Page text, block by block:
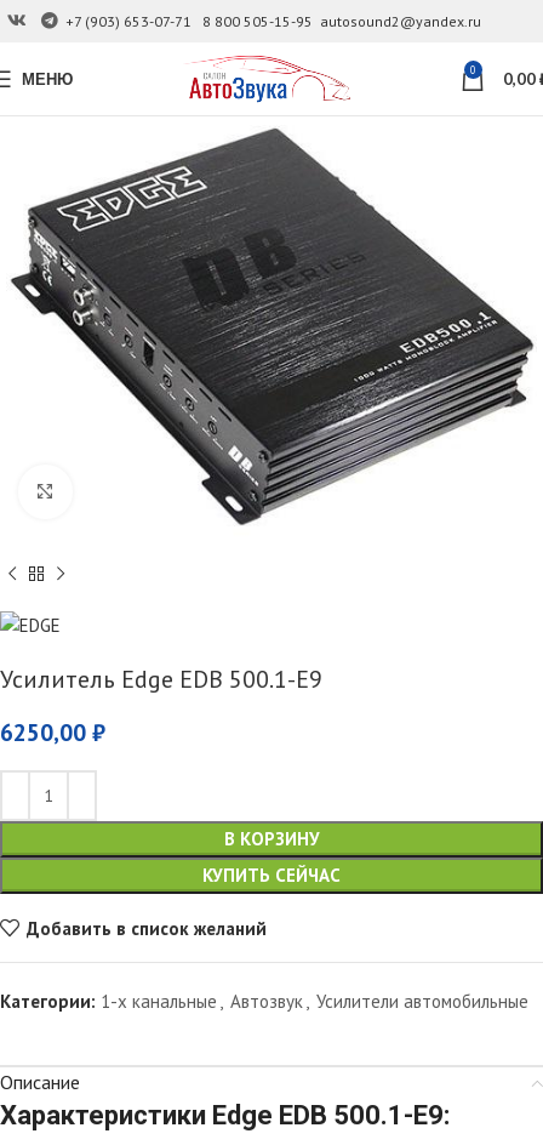
+7 (903) 653-07-71 8 800 505-15-95 autosound2@yandex.ru
МЕНЮ 0 0,00
Усилитель Edge EDB 500.1-E9
6250,00 ₽
В КОРЗИНУ
КУПИТЬ СЕЙЧАС
Добавить в список желаний
Категории: 1-х канальные , Автозвук, Усилители автомобильные
Описание
Характеристики Edge EDB 500.1-E9: